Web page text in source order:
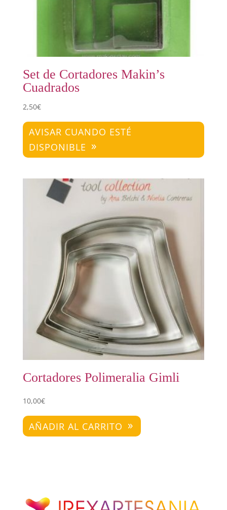
Set de Cortadores Makin’s
Cuadrados
2,50€
AVISAR CUANDO ESTÉ
DISPONIBLE
Cortadores Polimeralia Gimli
10,00€
AÑADIR AL CARRITO